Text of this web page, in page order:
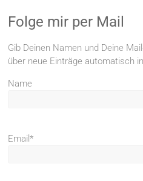
Folge mir per Mail
Gib Deinen Namen und Deine
über neue Einträge automatisch
Name
Email*